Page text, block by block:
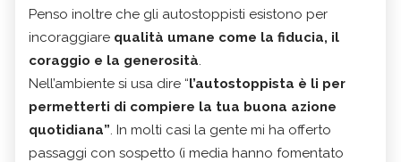
Penso inoltre che gli autostoppisti esistono per
incoraggiare qualità umane come la fiducia, il
coraggio e la generosità.
Nell’ambiente si usa dire “l’autostoppista è li per
permetterti di compiere la tua buona azione
quotidiana”. In molti casi la gente mi ha offerto
passaggi con sospetto (i media hanno fomentato